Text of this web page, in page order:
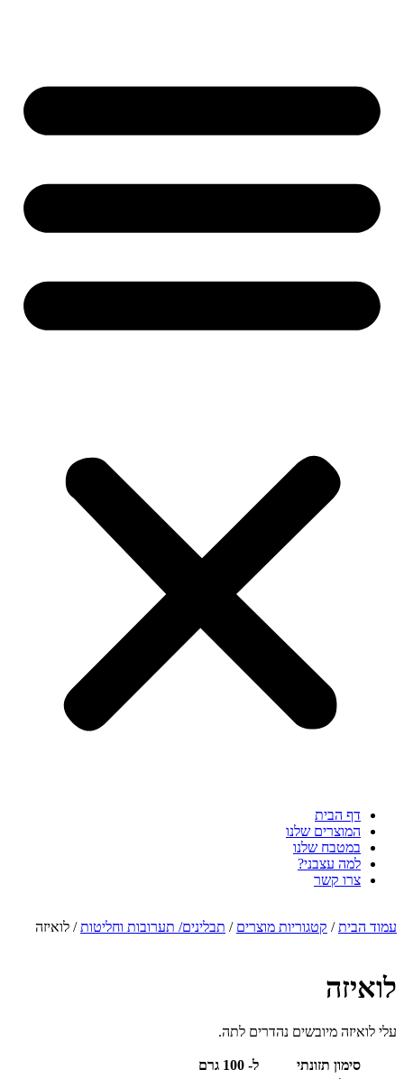
דף הבית
המוצרים שלנו
במטבח שלנו
למה עצבני?
צרו קשר
עמוד הבית/ קטגוריות מוצרים / תבלינים/ תערובות וחליטות/ לואיזה
לואיזה
עלי לואיזה מיובשים נהדרים לתה.
סימון תזונתי
ל- 100 גרם